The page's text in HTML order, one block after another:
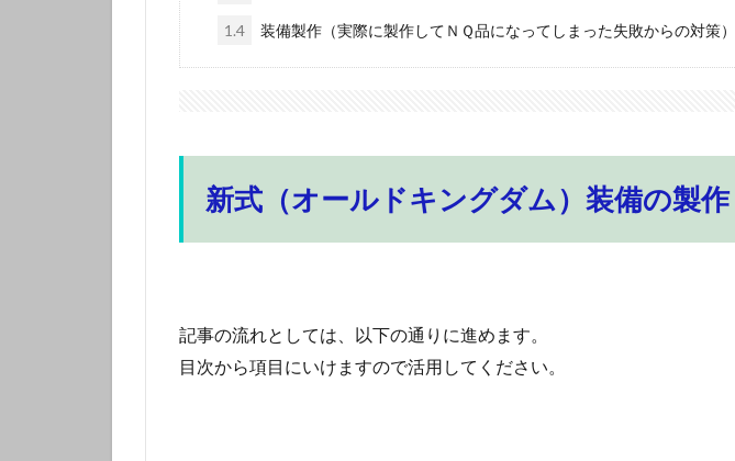
1.4 装備製作（実際に製作してＮＱ品になってしまった失敗からの対策）
新式（オールドキングダム）装備の製作
記事の流れとしては、以下の通りに進めます。
目次から項目にいけますので活用してください。